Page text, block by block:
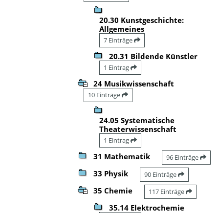
20.30 Kunstgeschichte:
Allgemeines
7 Einträge
20.31 Bildende Künstler
1 Eintrag
24 Musikwissenschaft
10 Einträge
24.05 Systematische
Theaterwissenschaft
1 Eintrag
31 Mathematik 96 Einträge
33 Physik 90 Einträge
35 Chemie 117 Einträge
35.14 Elektrochemie